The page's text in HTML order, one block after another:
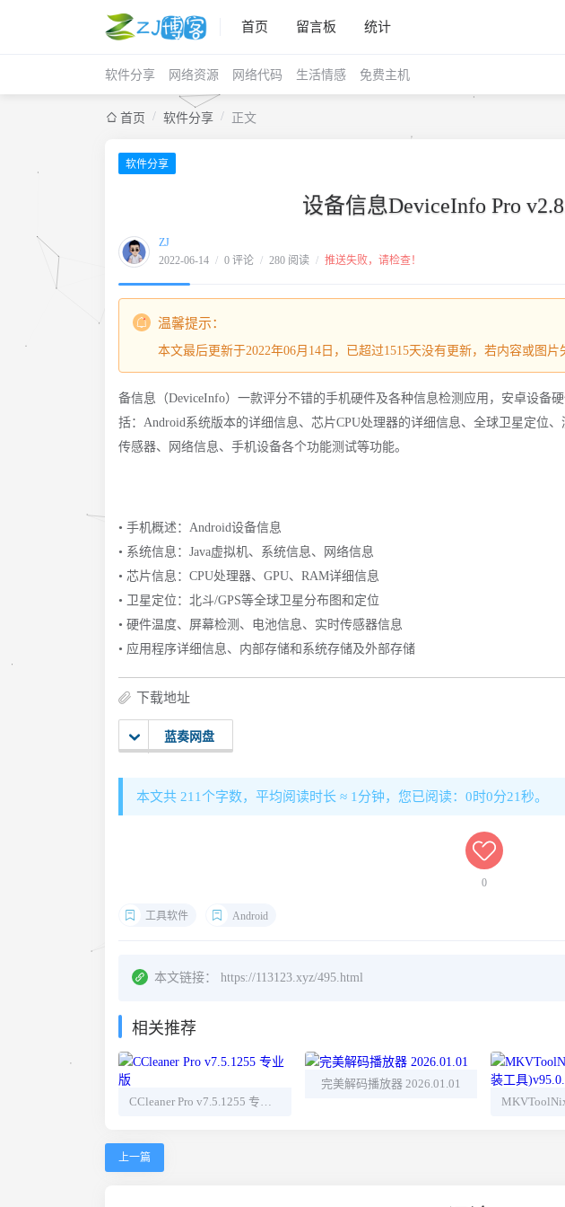
首页 留言板 统计
软件分享 网络资源 网络代码 生活情感 免费主机
首页 / 软件分享 / 正文
软件分享
设备信息DeviceInfo Pro
ZJ
2022-06-14 / 0 评论 / 280 阅读 / 推送失败，请检查！
温馨提示：
本文最后更新于2022年06月14日，已超过1515天没有更新，若内容或图片
备信息（DeviceInfo）一款评分不错的手机硬件及各种信息检测应用，安卓设备
括：Android系统版本的详细信息、芯片CPU处理器的详细信息、全球卫星定位
传感器、网络信息、手机设备各个功能测试等功能。
• 手机概述：Android设备信息
• 系统信息：Java虚拟机、系统信息、网络信息
• 芯片信息：CPU处理器、GPU、RAM详细信息
• 卫星定位：北斗/GPS等全球卫星分布图和定位
• 硬件温度、屏幕检测、电池信息、实时传感器信息
• 应用程序详细信息、内部存储和系统存储及外部存储
下载地址
蓝奏网盘
本文共 211个字数，平均阅读时长 ≈ 1分钟，您已阅读：0时0分21秒。
0
工具软件 Android
本文链接： https://113123.xyz/495.html
相关推荐
CCleaner Pro v7.5.1255 专业版
完美解码播放器 2026.01.01
上一篇